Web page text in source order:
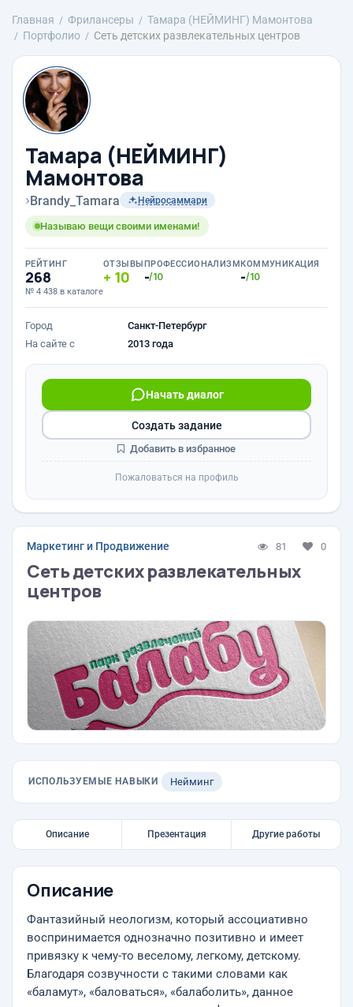
Главная Фрилансеры
Тамара (НЕЙМИНГ) Мамонтова
Портфолио
Сеть детских развлекательных центров
Тамара (НЕЙМИНГ)
Мамонтова
›Brandy_Tamara Нейросаммари
Называю вещи своими именами!
РЕЙТИНГ
268
№ 4 438 в каталоге
ОТЗЫВЫ
10
ПРОФЕССИОНАЛИЗМ
-/10
КОММУНИКАЦИЯ
-/10
Город
Санкт-Петербург
На сайте с
2013 года
Начать диалог
Создать задание
Добавить в избранное
Пожаловаться на профиль
Маркетинг и Продвижение 81 0
Сеть детских развлекательных
центров
ИСПОЛЬЗУЕМЫЕ НАВЫКИ Нейминг
Описание Презентация Другие работы
Описание
Фантазийный неологизм, который ассоциативно
воспринимается однозначно позитивно и имеет
привязку к чему-то веселому, легкому, детскому.
Благодаря созвучности с такими словами как
«баламут», «баловаться», «балаболить», данное